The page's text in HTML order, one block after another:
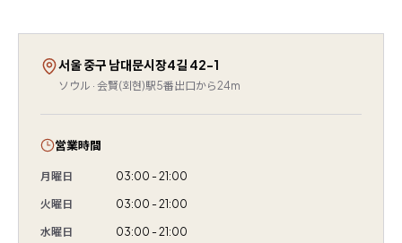
서울 중구 남대문시장4길 42-1
ソウル · 会賢(회현)駅5番出口から24m
営業時間
月曜日 03:00 - 21:00
火曜日 03:00 - 21:00
水曜日 03:00 - 21:00